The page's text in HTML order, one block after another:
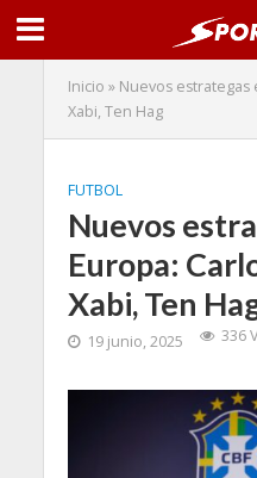
Inicio » Nuevos estrategas
Xabi, Ten Hag
FUTBOL
Nuevos
Europa:
Xabi, Ten
19 junio, 2025 336